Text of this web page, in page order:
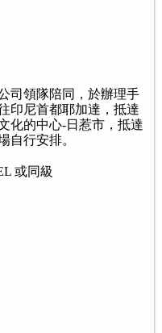
司領隊陪同，於辦理手
印尼首都耶加達，抵達
化的中心-日惹市，抵達
自行安排。
或同級